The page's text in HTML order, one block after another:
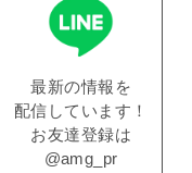
最新の情報を
配信しています！
お友達登録は
@amg_pr